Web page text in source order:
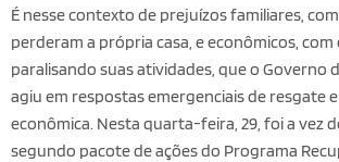
É nesse contexto de prejuízos familiares,
perderam a própria casa, e econômicos, com
paralisando suas atividades, que o Governo
agiu em respostas emergenciais de resgate
econômica. Nesta quarta-feira, 29, foi a vez
segundo pacote de ações do Programa